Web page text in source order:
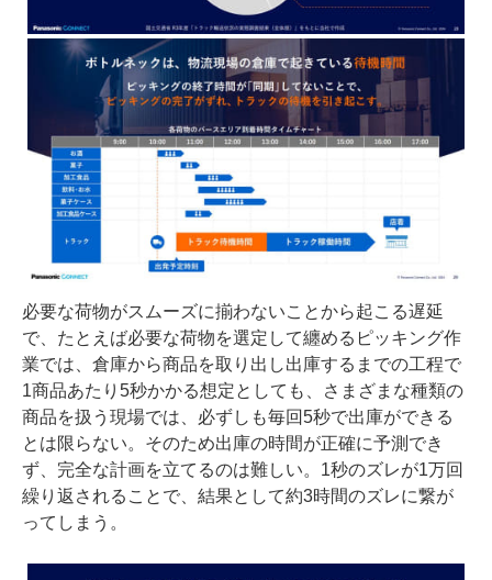
必要な荷物がスムーズに揃わないことから起こる遅延
で、たとえば必要な荷物を選定して纏めるピッキング作
業では、倉庫から商品を取り出し出庫するまでの工程で
1商品あたり5秒かかる想定としても、さまざまな種類の
商品を扱う現場では、必ずしも毎回5秒で出庫ができる
とは限らない。そのため出庫の時間が正確に予測でき
ず、完全な計画を立てるのは難しい。1秒のズレが1万回
繰り返されることで、結果として約3時間のズレに繋が
ってしまう。